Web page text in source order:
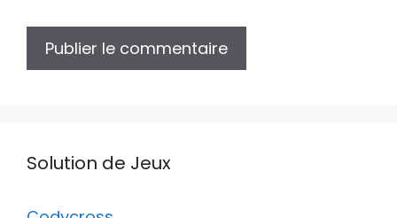
Solution de Jeux